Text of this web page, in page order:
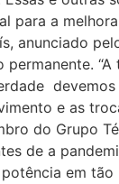
para a
anunciado
“A
devemos
e as
do Grupo
de a
em